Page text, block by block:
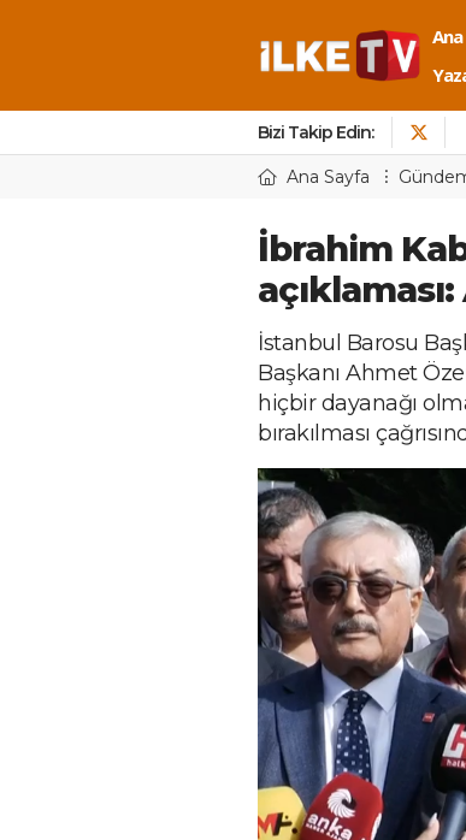
Bizi Takip Edin:
Ana Sayfa
İbrahim
İstanbul Barosu
Başkanı Ahmet
hiçbir dayanağı
bırakılması